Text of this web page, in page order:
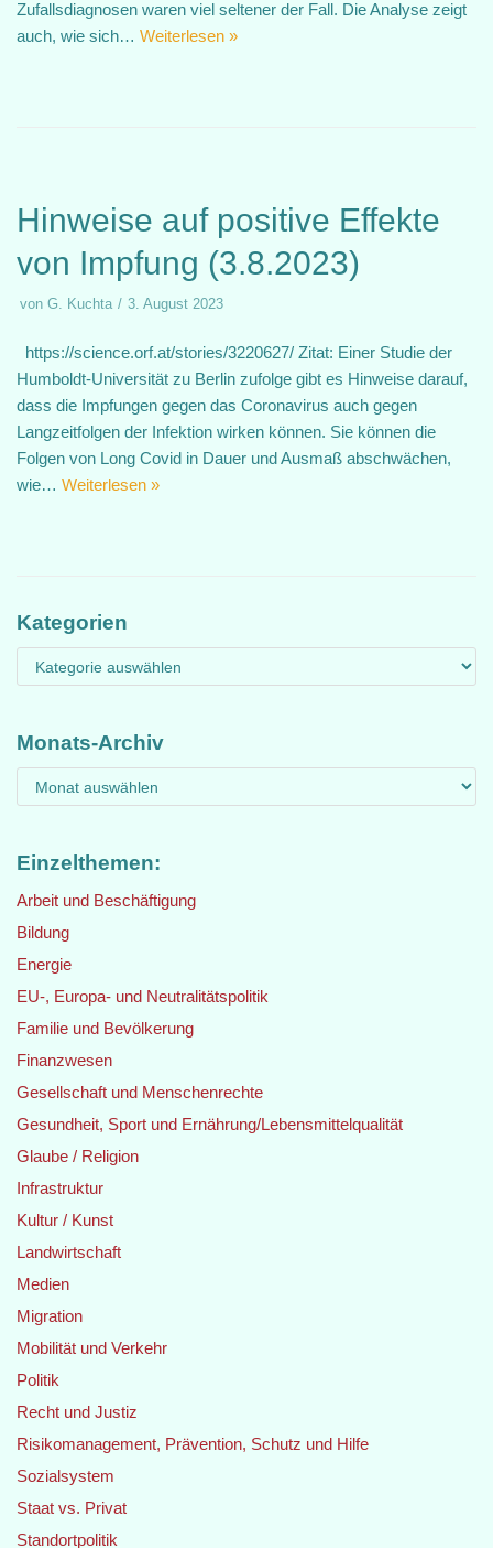
Zufallsdiagnosen waren viel seltener der Fall. Die Analyse zeigt
auch, wie sich… Weiterlesen »
Hinweise auf positive Effekte
von Impfung (3.8.2023)
von G. Kuchta 3. August 2023
https://science.orf.at/stories/3220627/ Zitat: Einer Studie der
Humboldt-Universität zu Berlin zufolge gibt es Hinweise darauf,
dass die Impfungen gegen das Coronavirus auch gegen
Langzeitfolgen der Infektion wirken können. Sie können die
Folgen von Long Covid in Dauer und Ausmaß abschwächen,
wie… Weiterlesen »
Kategorien
Monats-Archiv
Einzelthemen:
Arbeit und Beschäftigung
Bildung
Energie
EU-, Europa- und Neutralitätspolitik
Familie und Bevölkerung
Finanzwesen
Gesellschaft und Menschenrechte
Gesundheit, Sport und Ernährung/Lebensmittelqualität
Glaube / Religion
Infrastruktur
Kultur / Kunst
Landwirtschaft
Medien
Migration
Mobilität und Verkehr
Politik
Recht und Justiz
Risikomanagement, Prävention, Schutz und Hilfe
Sozialsystem
Staat vs. Privat
Standortpolitik